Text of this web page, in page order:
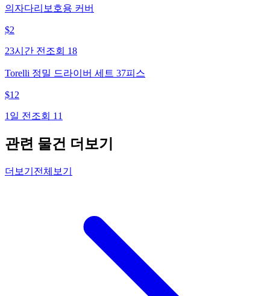
의자다리보호용 커버
$2
23시간 전 조회 18
Torelli 정밀 드라이버 세트 37피스
$12
1일 전 조회 11
관련 물건 더보기
더보기 전체보기